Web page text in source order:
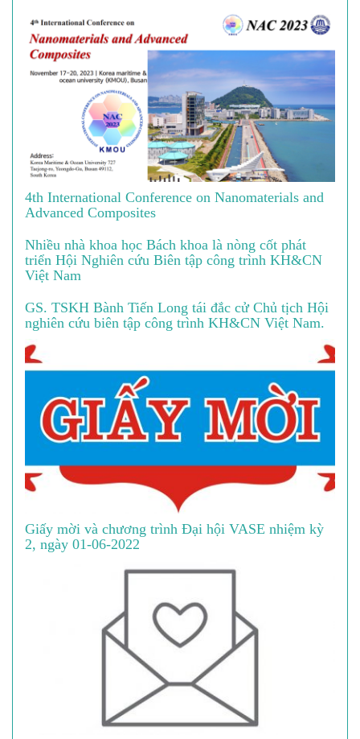
4th International Conference on Nanomaterials and
Advanced Composites
Nhiều nhà khoa học Bách khoa là nòng cốt phát
triển Hội Nghiên cứu Biên tập công trình KH&CN
Việt Nam
GS. TSKH Bành Tiến Long tái đắc cử Chủ tịch Hội
nghiên cứu biên tập công trình KH&CN Việt Nam.
Giấy mời và chương trình Đại hội VASE nhiệm kỳ
2, ngày 01-06-2022